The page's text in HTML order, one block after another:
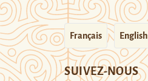
Français English
SUIVEZ-NOUS